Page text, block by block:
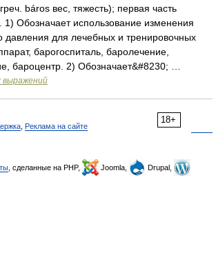
báros вес, тяжесть); первая часть
1) Обозначает использование изменения
давления для лечебных и тренировочных
барогоспиталь, баролечение,
бароцентр. 2) Обозначает&#8230; …
выражений
18+
Реклама на сайте
, сделанные на PHP, Joomla,
Drupal,